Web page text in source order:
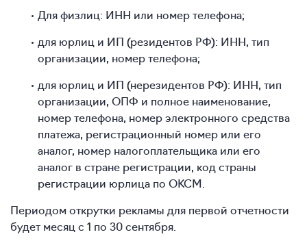
Для физлиц: ИНН или номер телефона;
для юрлиц и ИП (резидентов РФ): ИНН, тип
организации, номер телефона;
для юрлиц и ИП (нерезидентов РФ): ИНН, тип
организации, ОПФ и полное наименование,
номер телефона, номер электронного средства
платежа, регистрационный номер или его
аналог, номер налогоплательщика или его
аналог в стране регистрации, код страны
регистрации юрлица по ОКСМ.
Периодом открутки рекламы для первой отчетности
будет месяц с 1 по 30 сентября.